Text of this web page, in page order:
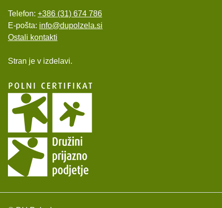
Telefon: +386 (31) 674 786
E-pošta: info@dupolzela.si
Ostali kontakti
Stran je v izdelavi.